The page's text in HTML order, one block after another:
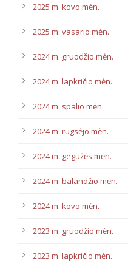
2025 m. kovo mėn.
2025 m. vasario mėn.
2024 m. gruodžio mėn.
2024 m. lapkričio mėn.
2024 m. spalio mėn.
2024 m. rugsėjo mėn.
2024 m. gegužės mėn.
2024 m. balandžio mėn.
2024 m. kovo mėn.
2023 m. gruodžio mėn.
2023 m. lapkričio mėn.